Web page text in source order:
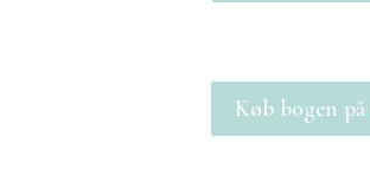
Køb bogen